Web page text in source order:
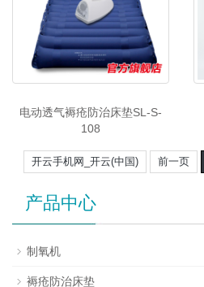
电动透气褥疮防治床垫SL-S-
108
开云手机网_开云(中国) 前一页
产品中心
制氧机
褥疮防治床垫